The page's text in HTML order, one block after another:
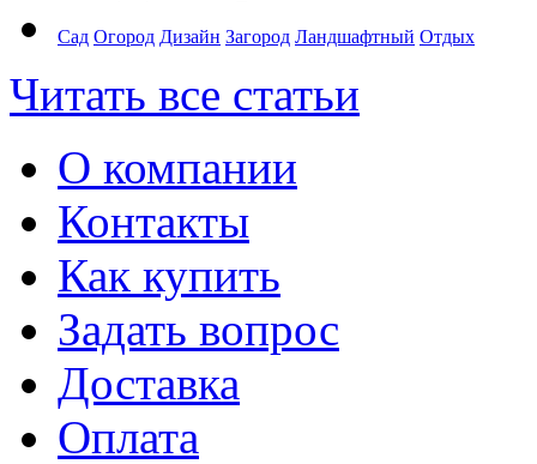
Сад Огород Дизайн Загород Ландшафтный Отдых
Читать все статьи
О компании
Контакты
Как купить
Задать вопрос
Доставка
Оплата